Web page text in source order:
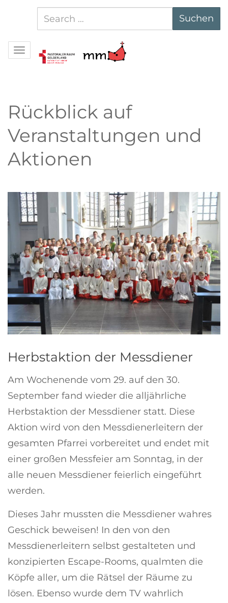
nach:
Suchen
Navigation
Rückblick auf
Veranstaltungen und
Aktionen
Herbstaktion der Messdiener
Am Wochenende vom 29. auf den 30.
September fand wieder die alljährliche
Herbstaktion der Messdiener statt. Diese
Aktion wird von den Messdienerleitern der
gesamten Pfarrei vorbereitet und endet mit
einer großen Messfeier am Sonntag, in der
alle neuen Messdiener feierlich eingeführt
werden.
Dieses Jahr mussten die Messdiener wahres
Geschick beweisen! In den von den
Messdienerleitern selbst gestalteten und
konzipierten Escape-Rooms, qualmten die
Köpfe aller, um die Rätsel der Räume zu
lösen. Ebenso wurde dem TV wahrlich